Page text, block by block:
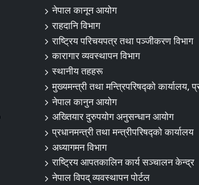
नेपाल कानून आयोग
राहदानि विभाग
राष्ट्रिय परिचयपत्र तथा पञ्जीकरण विभाग
कारागार व्यवस्थापन विभाग
स्थानीय तहहरू
मुख्यमन्त्री तथा मन्त्रिपरिषद्को कार्यालय,
नेपाल कानुन आयोग
अख्तियार दुरुपयोग अनुसन्धान आयोग
प्रधानमन्त्री तथा मन्त्रीपरिषद्को कार्यालय
अध्यागमन विभाग
राष्ट्रिय आपतकालिन कार्य सञ्चालन केन्द्र
नेपाल विपद् व्यवस्थापन पोर्टल